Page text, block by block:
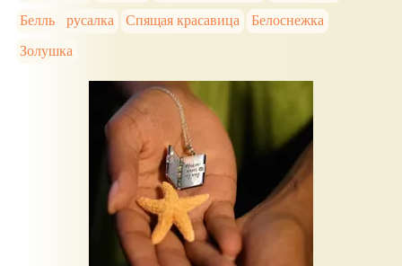
Белль
русалка Спящая красавица
Белоснежка
Золушка